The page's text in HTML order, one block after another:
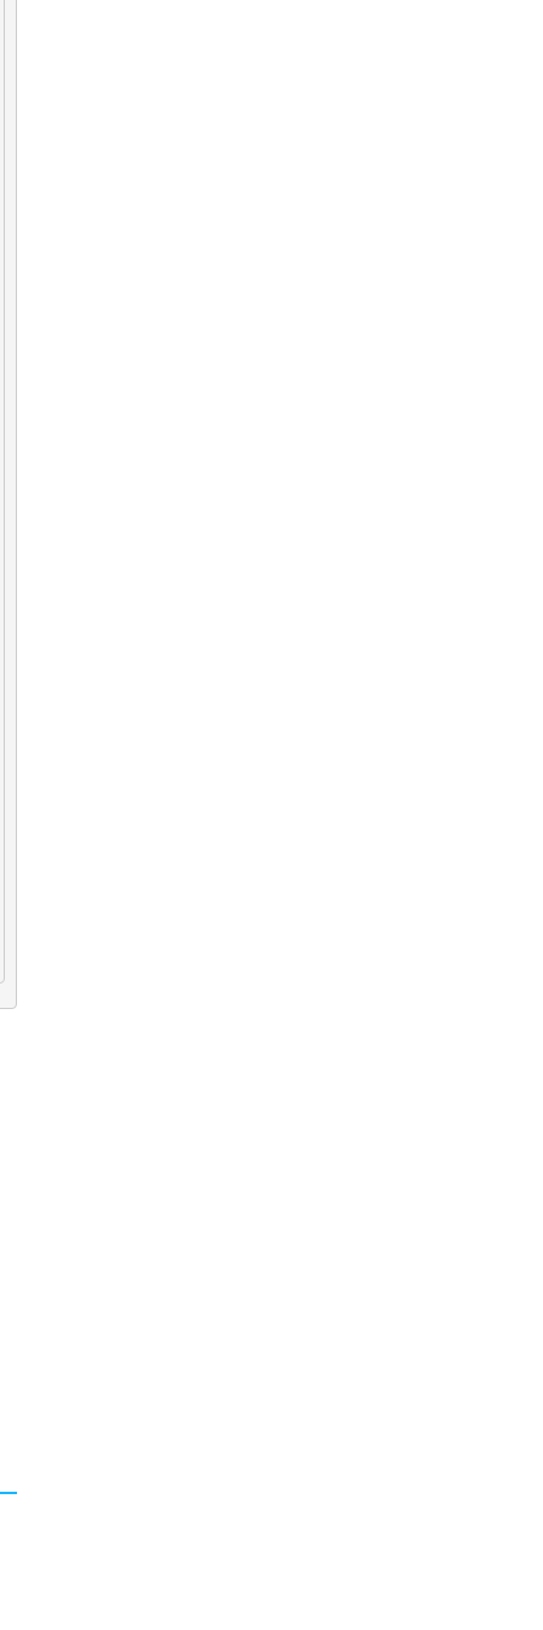
,而對於對應地,我們可以看出,實際上,列地址
期就是:
有上面的2nd周期中的高4位是0000.其他的A30之後的位
傳入的地址就是分 5 個周期,分別傳入兩個列地址